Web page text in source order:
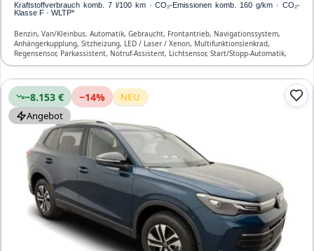
Kraftstoffverbrauch komb. 7 l/100 km · CO₂-Emissionen komb. 160 g/km · CO₂-
Klasse F · WLTP*
Benzin, Van/Kleinbus, Automatik, Gebraucht, Frontantrieb, Navigationssystem,
Anhängerkupplung, Sitzheizung, LED / Laser / Xenon, Multifunktionslenkrad,
Regensensor, Parkassistent, Notruf-Assistent, Lichtsensor, Start/Stopp-Automatik,
Bluetooth, Freisprecheinrichtung, Verkehrszeichen-Erkennung, ESP, ABS,
−8.153 € −14%
NEU
Angebot